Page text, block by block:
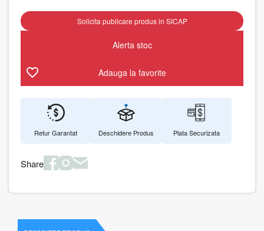
Solicita publicare produs in SICAP
Alerta stoc
Adauga la favorite
Retur Garantat Deschidere Produs Plata Securizata
Share